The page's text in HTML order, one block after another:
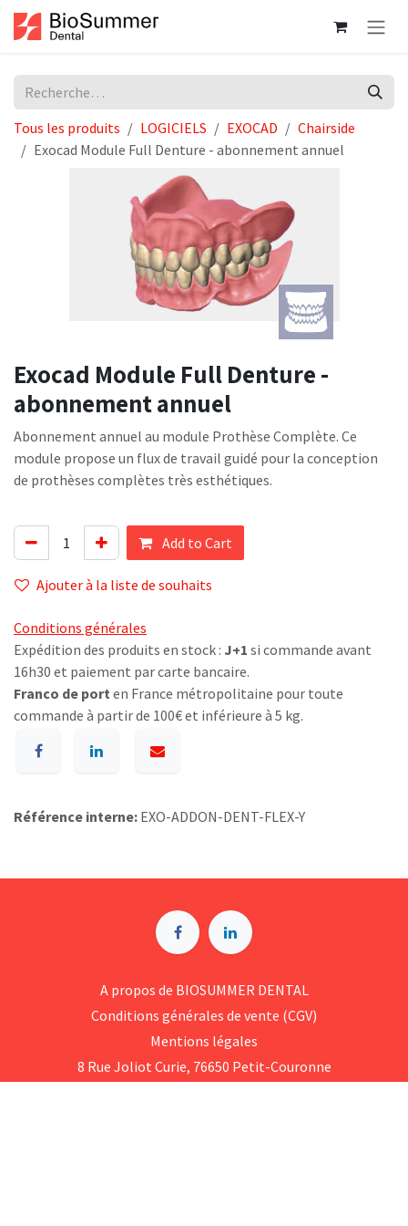
Se rendre au contenu
Tous les produits LOGICIELS EXOCAD
Chairside
Exocad Module Full Denture - abonnement annuel
Exocad Module Full Denture -
abonnement annuel
Abonnement annuel au module Prothèse Complète. Ce
module propose un flux de travail guidé pour la conception
de prothèses complètes très esthétiques.
Add to Cart
Ajouter à la liste de souhaits
Conditions générales
Expédition des produits en stock : J+1 si commande avant
16h30 et paiement par carte bancaire.
Franco de port en France métropolitaine pour toute
commande à partir de 100€ et inférieure à 5 kg.
Référence interne: EXO-ADDON-DENT-FLEX-Y
A p​ropos de BIOSUMMER DENTAL
Conditions générales d​e vente (CGV)
Mentions légales
8 Rue Jol​iot Curie, 76650 Petit-Couronne